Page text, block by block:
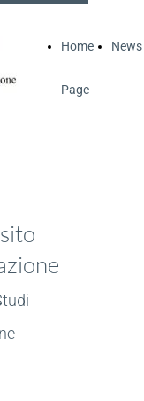
Home
Page
News